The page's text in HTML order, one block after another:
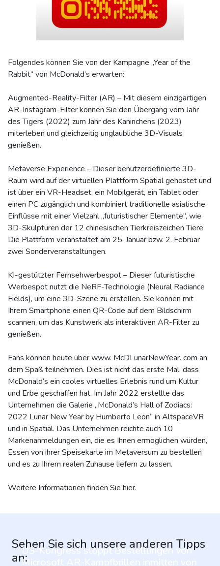
Folgendes können Sie von der Kampagne „Year of the
Rabbit“ von McDonald’s erwarten:
Augmented-Reality-Filter (AR) – Mit diesem einzigartigen
AR-Instagram-Filter können Sie den Übergang vom Jahr
des Tigers (2022) zum Jahr des Kaninchens (2023)
miterleben und gleichzeitig unglaubliche 3D-Visuals
genießen.
Metaverse Experience – Dieser benutzerdefinierte 3D-
Raum wird auf der virtuellen Plattform Spatial gehostet und
ist über ein VR-Headset, ein Mobilgerät, ein Tablet oder
einen PC zugänglich und kombiniert traditionelle asiatische
Einflüsse mit einer Vielzahl „futuristischer Elemente“, wie
3D-Skulpturen der 12 chinesischen Tierkreiszeichen Tiere.
Die Plattform veranstaltet am 25. Januar bzw. 2. Februar
zwei Sonderveranstaltungen.
KI-gestützter Fernsehwerbespot – Dieser futuristische
Werbespot nutzt die NeRF-Technologie (Neural Radiance
Fields), um eine 3D-Szene zu erstellen. Sie können mit
Ihrem Smartphone einen QR-Code auf dem Bildschirm
scannen, um das Kunstwerk als interaktiven AR-Filter zu
genießen.
Fans können heute über www. McDLunarNewYear. com an
dem Spaß teilnehmen. Dies ist nicht das erste Mal, dass
McDonald’s ein cooles virtuelles Erlebnis rund um Kultur
und Erbe geschaffen hat. Im Jahr 2022 erstellte das
Unternehmen die Galerie „McDonald’s Hall of Zodiacs:
2022 Lunar New Year by Humberto Leon“ in AltspaceVR
und in Spatial. Das Unternehmen reichte auch 10
Markenanmeldungen ein, die es Ihnen ermöglichen würden,
Essen von ihrer Speisekarte im Metaversum zu bestellen
und es zu Ihrem realen Zuhause liefern zu lassen.
Weitere Informationen finden Sie hier.
Sehen Sie sich unsere anderen Tipps
an:US-Kongress stoppt Bestellungen von
Microsoft AR-Kampfbrillen inmitten von